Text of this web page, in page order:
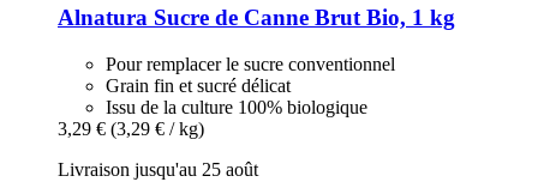
Alnatura Sucre de Canne Brut Bio, 1 kg
Pour remplacer le sucre conventionnel
Grain fin et sucré délicat
Issu de la culture 100% biologique
3,29 € (3,29 € / kg)
Livraison jusqu'au 25 août